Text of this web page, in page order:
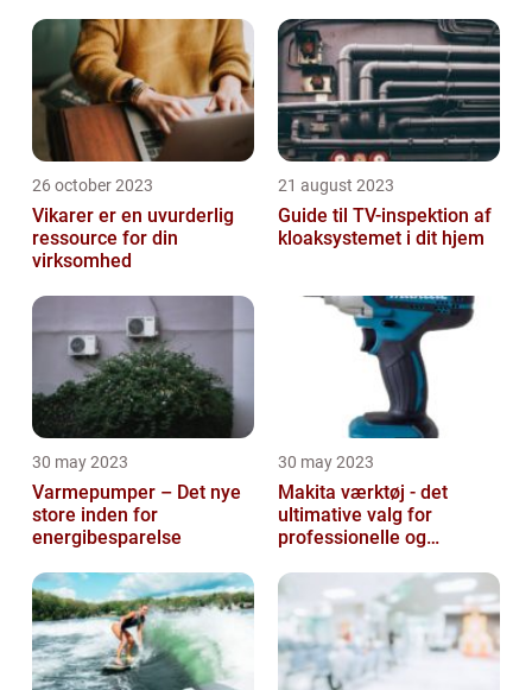
26 october 2023
Vikarer er en uvurderlig
ressource for din
virksomhed
21 august 2023
Guide til TV-inspektion af
kloaksystemet i dit hjem
30 may 2023
Varmepumper – Det nye
store inden for
energibesparelse
30 may 2023
Makita værktøj - det
ultimative valg for
professionelle og
selv'ere